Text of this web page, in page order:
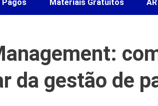
Pagos Materiais Gratuitos
da gestão de